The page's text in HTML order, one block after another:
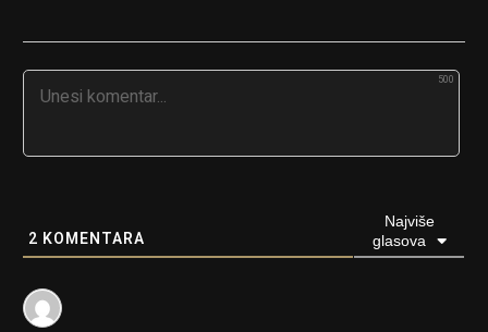
500
2 KOMENTARA
Najviše
glasova